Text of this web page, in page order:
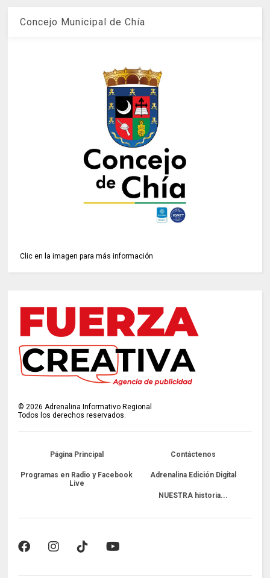
Concejo Municipal de Chía
Clic en la imagen para más información
©2026 Adrenalina Informativo Regional
Todos los derechos reservados.
Página Principal Contáctenos
Programas en Radio y Facebook
Live
Adrenalina Edición Digital
NUESTRA historia...